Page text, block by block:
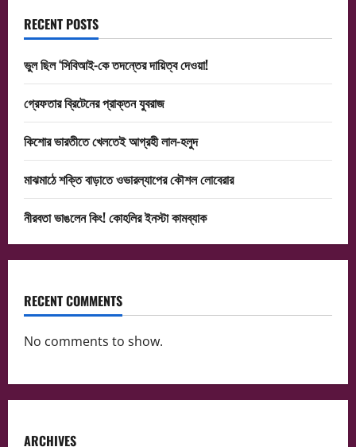
RECENT POSTS
ভুল ছিল ‘সিবিআই-কে তদন্তের দায়িত্ব দেওয়া!
গ্রেফতার ব্রিটেনের প্রাক্তন যুবরাজ
কিশোর ভারতীতে খেলতেই আগ্রহী লাল-হলুদ
মাঝমাঠে শক্তি বাড়াতে ওভারল্যাপের কৌশল লোবেরার
নীরবতা ভাঙলেন কিং! কোহলির ইনস্টা কামব্যাক
RECENT COMMENTS
No comments to show.
ARCHIVES